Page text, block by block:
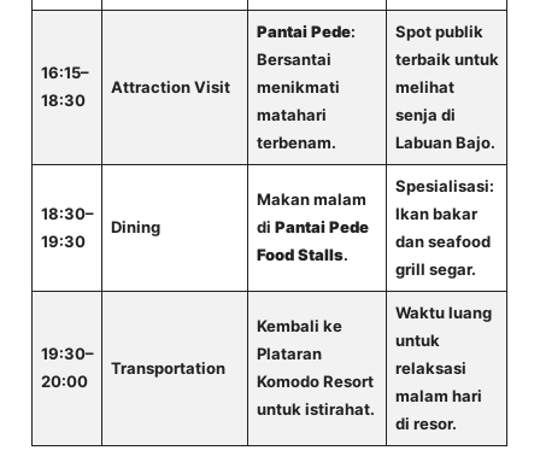
16:15–
18:30
Attraction Visit
Pantai Pede:
Bersantai
menikmati
matahari
terbenam.
Spot publik
terbaik untuk
melihat
senja di
Labuan Bajo.
18:30–
19:30
Dining
Makan malam
di Pantai Pede
Food Stalls.
Spesialisasi:
Ikan bakar
dan seafood
grill segar.
19:30–
20:00
Transportation
Kembali ke
Plataran
Komodo Resort
untuk istirahat.
Waktu luang
untuk
relaksasi
malam hari
di resor.